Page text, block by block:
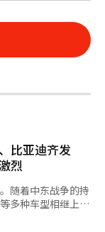
比亚迪齐发
烈
随着中东战争的持
多种车型相继上
多款大型畅销新